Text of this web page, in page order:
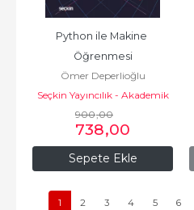
Sepete Ekle
Python ile Makine
Öğrenmesi
Ömer Deperlioğlu
Seçkin Yayıncılık - Akademik
900,00
738,00
1 2 3 4 5 6